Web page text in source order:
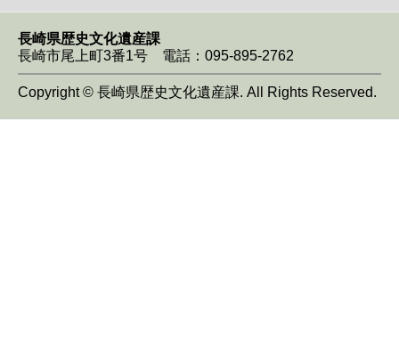
長崎県歴史文化遺産課
長崎市尾上町3番1号 電話：095-895-2762
Copyright © 長崎県歴史文化遺産課. All Rights Reserved.